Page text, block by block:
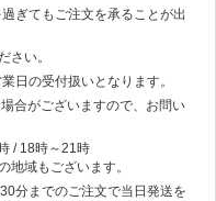
ぎてもご注文を承ることが出
さい。
日の受付扱いとなります。
合がございますので、お問い
/ 18時～21時
域もございます。
分までのご注文で当日発送を